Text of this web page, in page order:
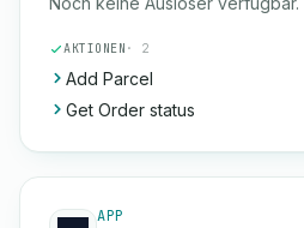
AKTIONEN · 2
Add Parcel
Get Order status
APP